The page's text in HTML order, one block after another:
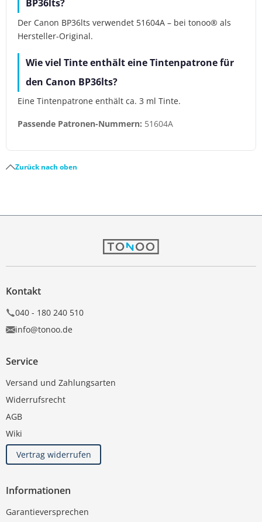
BP36lts?
Der Canon BP36lts verwendet 51604A – bei tonoo® als
Hersteller-Original.
Wie viel Tinte enthält eine Tintenpatrone für
den Canon BP36lts?
Eine Tintenpatrone enthält ca. 3 ml Tinte.
Passende Patronen-Nummern: 51604A
Zurück nach oben
Kontakt
040 - 180 240 510
info@tonoo.de
Service
Versand und Zahlungsarten
Widerrufsrecht
AGB
Wiki
Vertrag widerrufen
Informationen
Garantieversprechen